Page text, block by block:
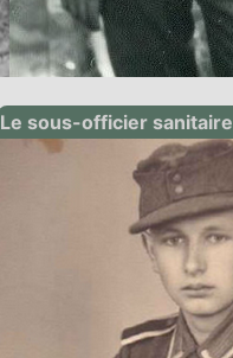
Le sous-officier sanitaire